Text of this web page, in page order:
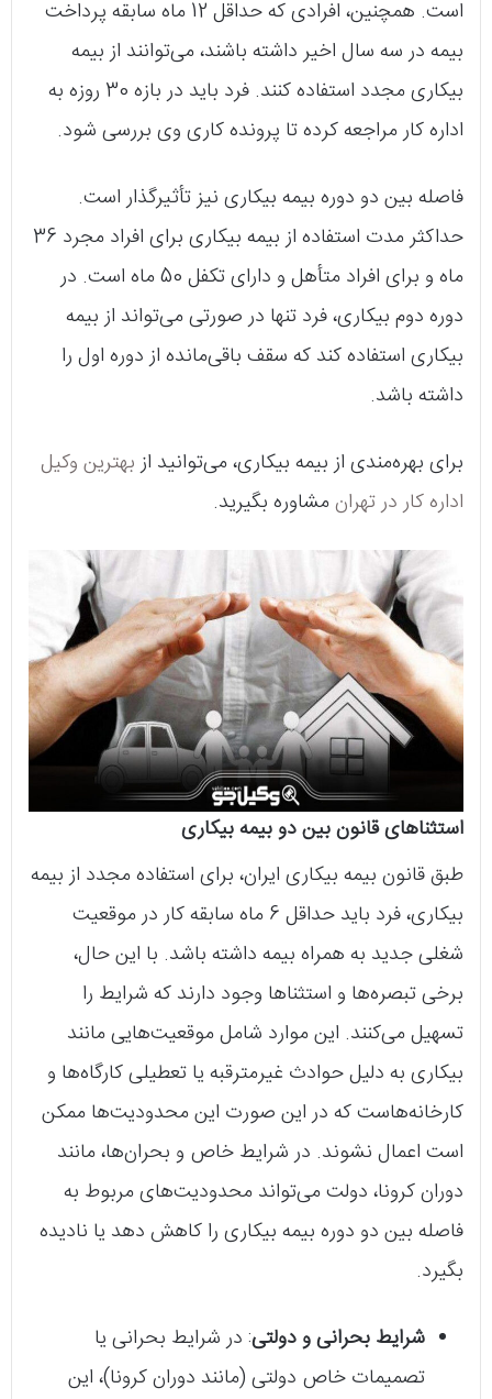
است. همچنین، افرادی که حداقل 12 ماه سابقه پرداخت
بیمه در سه سال اخیر داشته باشند، می‌توانند از بیمه
بیکاری مجدد استفاده کنند. فرد باید در بازه 30 روزه به
اداره کار مراجعه کرده تا پرونده کاری وی بررسی شود.
فاصله بین دو دوره بیمه بیکاری نیز تأثیرگذار است.
حداکثر مدت استفاده از بیمه بیکاری برای افراد مجرد 36
ماه و برای افراد متأهل و دارای تکفل 50 ماه است. در
دوره دوم بیکاری، فرد تنها در صورتی می‌تواند از بیمه
بیکاری استفاده کند که سقف باقی‌مانده از دوره اول را
داشته باشد.
برای بهره‌مندی از بیمه بیکاری، می‌توانید از بهترین وکیل
اداره کار در تهرانمشاوره بگیرید.
استثناهای قانون بین دو بیمه بیکاری
طبق قانون بیمه بیکاری ایران، برای استفاده مجدد از بیمه
بیکاری، فرد باید حداقل 6 ماه سابقه کار در موقعیت
شغلی جدید به همراه بیمه داشته باشد. با این حال،
برخی تبصره‌ها و استثناها وجود دارند که شرایط را
تسهیل می‌کنند. این موارد شامل موقعیت‌هایی مانند
بیکاری به دلیل حوادث غیرمترقبه یا تعطیلی کارگاه‌ها و
کارخانه‌هاست که در این صورت این محدودیت‌ها ممکن
است اعمال نشوند. در شرایط خاص و بحران‌ها، مانند
دوران کرونا، دولت می‌تواند محدودیت‌های مربوط به
فاصله بین دو دوره بیمه بیکاری را کاهش دهد یا نادیده
بگیرد.
شرایط بحرانی و دولتی: در شرایط بحرانی یا
تصمیمات خاص دولتی (مانند دوران کرونا)، این